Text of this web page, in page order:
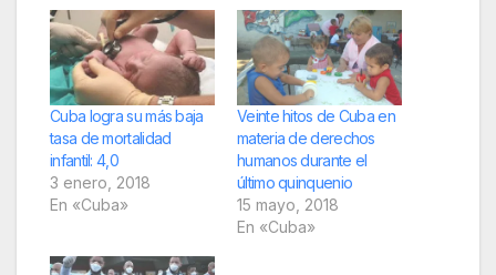
Cuba logra su más baja
tasa de mortalidad
infantil: 4,0
3 enero, 2018
En «Cuba»
Veinte hitos de Cuba en
materia de derechos
humanos durante el
último quinquenio
15 mayo, 2018
En «Cuba»